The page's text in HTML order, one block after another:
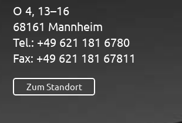
O 4, 13–16
68161 Mann­heim
Tel.: +49 621 181 6780
Fax: +49 621 181 67811
Zum Standort